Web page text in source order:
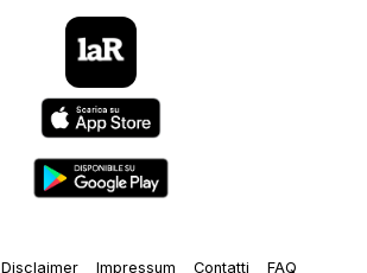
Disclaimer Impressum Contatti FAQ